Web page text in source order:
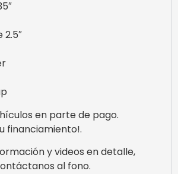
en parte de pago.
financiamiento!.
y videos en detalle,
al fono.